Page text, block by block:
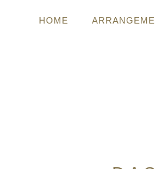
HOME